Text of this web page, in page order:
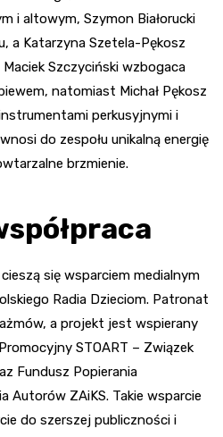
i altowym, Szymon Białorucki
a Katarzyna Szetela-Pękosz
Szczyciński wzbogaca
natomiast Michał Pękosz
perkusyjnymi i
do zespołu unikalną energię
brzmienie.
cieszą się wsparciem medialnym
Radia Dzieciom. Patronat
a projekt jest wspierany
STOART – Związek
Fundusz Popierania
Autorów ZAiKS. Takie wsparcie
do szerszej publiczności i